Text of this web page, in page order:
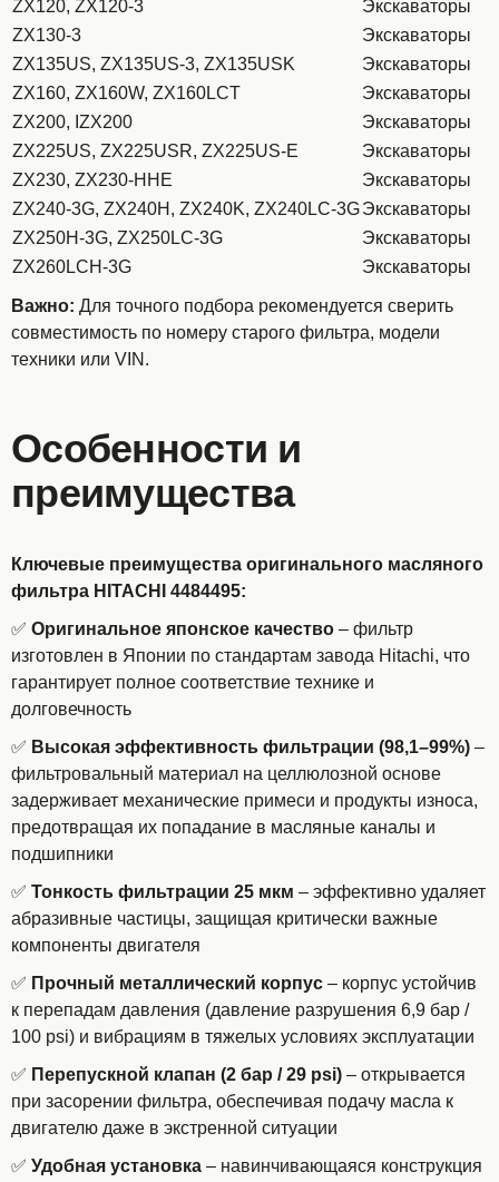
ZX120, ZX120-3
Экскаваторы
ZX130-3
Экскаваторы
ZX135US, ZX135US-3, ZX135USK
Экскаваторы
ZX160, ZX160W, ZX160LCT
Экскаваторы
ZX200, IZX200
Экскаваторы
ZX225US, ZX225USR, ZX225US-E
Экскаваторы
ZX230, ZX230-HHE
Экскаваторы
ZX240-3G, ZX240H, ZX240K, ZX240LC-3GЭкскаваторы
ZX250H-3G, ZX250LC-3G
Экскаваторы
ZX260LCH-3G
Экскаваторы
Важно: Для точного подбора рекомендуется сверить
совместимость по номеру старого фильтра, модели
техники или VIN.
Особенности и
преимущества
Ключевые преимущества оригинального масляного
фильтра HITACHI 4484495:
✅ Оригинальное японское качество – фильтр
изготовлен в Японии по стандартам завода Hitachi, что
гарантирует полное соответствие технике и
долговечность
✅ Высокая эффективность фильтрации (98,1–99%) –
фильтровальный материал на целлюлозной основе
задерживает механические примеси и продукты износа,
предотвращая их попадание в масляные каналы и
подшипники
✅ Тонкость фильтрации 25 мкм – эффективно удаляет
абразивные частицы, защищая критически важные
компоненты двигателя
✅ Прочный металлический корпус – корпус устойчив
к перепадам давления (давление разрушения 6,9 бар /
100 psi) и вибрациям в тяжелых условиях эксплуатации
✅ Перепускной клапан (2 бар / 29 psi) – открывается
при засорении фильтра, обеспечивая подачу масла к
двигателю даже в экстренной ситуации
✅ Удобная установка – навинчивающаяся конструкция